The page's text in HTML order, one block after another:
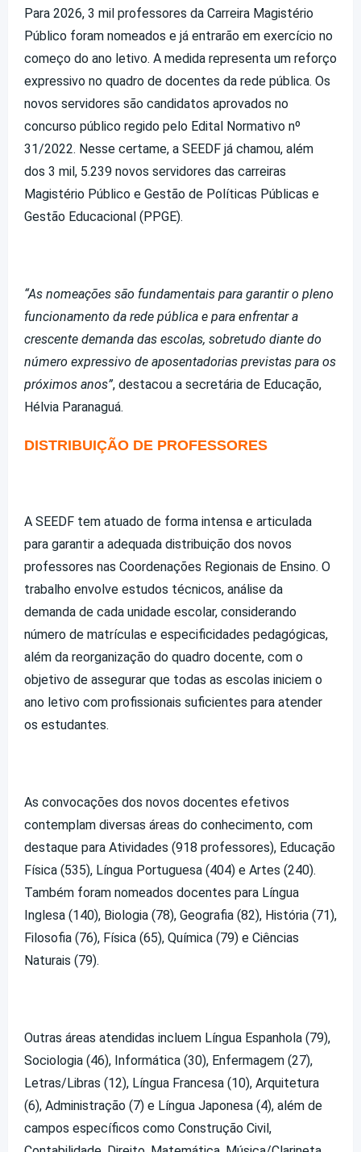
Para 2026, 3 mil professores da Carreira Magistério
Público foram nomeados e já entrarão em exercício no
começo do ano letivo. A medida representa um reforço
expressivo no quadro de docentes da rede pública. Os
novos servidores são candidatos aprovados no
concurso público regido pelo Edital Normativo nº
31/2022. Nesse certame, a SEEDF já chamou, além
dos 3 mil, 5.239 novos servidores das carreiras
Magistério Público e Gestão de Políticas Públicas e
Gestão Educacional (PPGE).
“As nomeações são fundamentais para garantir o pleno
funcionamento da rede pública e para enfrentar a
crescente demanda das escolas, sobretudo diante do
número expressivo de aposentadorias previstas para os
próximos anos”, destacou a secretária de Educação,
Hélvia Paranaguá.
DISTRIBUIÇÃO DE PROFESSORES
A SEEDF tem atuado de forma intensa e articulada
para garantir a adequada distribuição dos novos
professores nas Coordenações Regionais de Ensino. O
trabalho envolve estudos técnicos, análise da
demanda de cada unidade escolar, considerando
número de matrículas e especificidades pedagógicas,
além da reorganização do quadro docente, com o
objetivo de assegurar que todas as escolas iniciem o
ano letivo com profissionais suficientes para atender
os estudantes.
As convocações dos novos docentes efetivos
contemplam diversas áreas do conhecimento, com
destaque para Atividades (918 professores), Educação
Física (535), Língua Portuguesa (404) e Artes (240).
Também foram nomeados docentes para Língua
Inglesa (140), Biologia (78), Geografia (82), História (71),
Filosofia (76), Física (65), Química (79) e Ciências
Naturais (79).
Outras áreas atendidas incluem Língua Espanhola (79),
Sociologia (46), Informática (30), Enfermagem (27),
Letras/Libras (12), Língua Francesa (10), Arquitetura
(6), Administração (7) e Língua Japonesa (4), além de
campos específicos como Construção Civil,